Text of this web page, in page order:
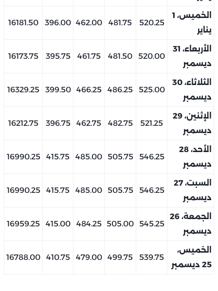
الخميس، 1
يناير
520.25
481.75
462.00
396.00
16181.50
الأربعاء، 31
ديسمبر
520.00
481.50
461.75
395.75
16173.75
الثلاثاء، 30
ديسمبر
525.00
486.25
466.25
399.50
16329.25
الإثنين، 29
ديسمبر
521.25
482.75
462.75
396.75
16212.75
الأحد، 28
ديسمبر
546.25
505.75
485.00
415.75
16990.25
السبت، 27
ديسمبر
546.25
505.75
485.00
415.75
16990.25
الجمعة، 26
ديسمبر
545.25
505.00
484.25
415.00
16959.25
الخميس،
25 ديسمبر
539.75
499.75
479.00
410.75
16788.00